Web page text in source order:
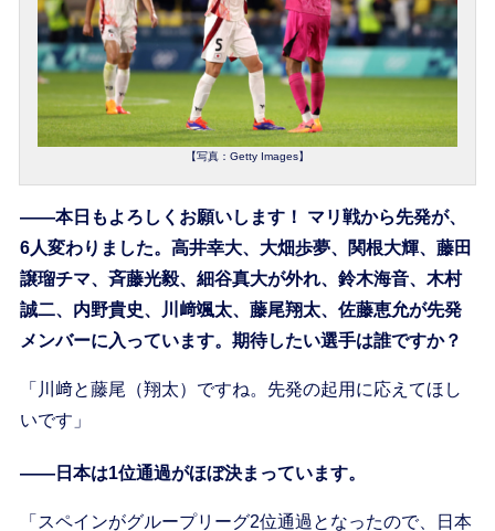
【写真：Getty Images】
――本日もよろしくお願いします！ マリ戦から先発が、
6人変わりました。高井幸大、大畑歩夢、関根大輝、藤田
譲瑠チマ、斉藤光毅、細谷真大が外れ、鈴木海音、木村
誠二、内野貴史、川﨑颯太、藤尾翔太、佐藤恵允が先発
メンバーに入っています。期待したい選手は誰ですか？
「川﨑と藤尾（翔太）ですね。先発の起用に応えてほし
いです」
――日本は1位通過がほぼ決まっています。
「スペインがグループリーグ2位通過となったので、日本